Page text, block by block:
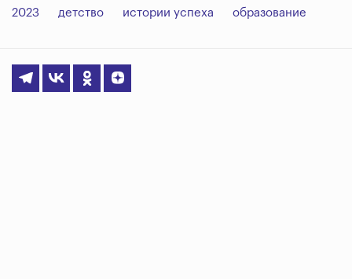
2023 детство истории успеха образование